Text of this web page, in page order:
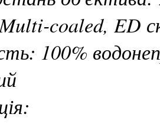
coaled, ED
100%